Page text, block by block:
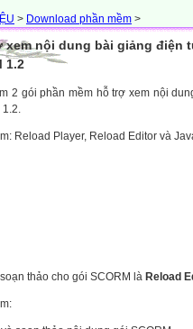
> Download phần mềm >
xem nội dung bài giảng điện
1.2
2 gói phần mềm hỗ trợ xem nội
1.2.
Reload Player, Reload Editor và
thảo cho gói SCORM là Reload